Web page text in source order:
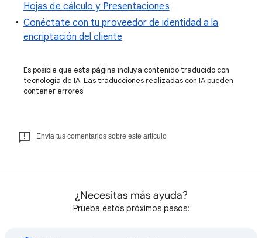
Hojas de cálculo y Presentaciones
Conéctate con tu proveedor de identidad a la
encriptación del cliente
Es posible que esta página incluya contenido traducido con
tecnología de IA. Las traducciones realizadas con IA pueden
contener errores.
Envía tus comentarios sobre este artículo
¿Necesitas más ayuda?
Prueba estos próximos pasos: